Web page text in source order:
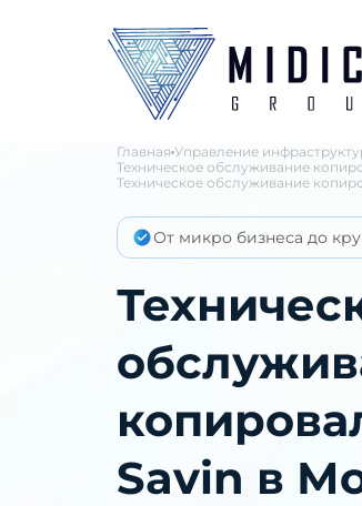
Главная Управление
Техническое обслуживание
Техническое обслуживание
От микро бизнеса до
Savin в